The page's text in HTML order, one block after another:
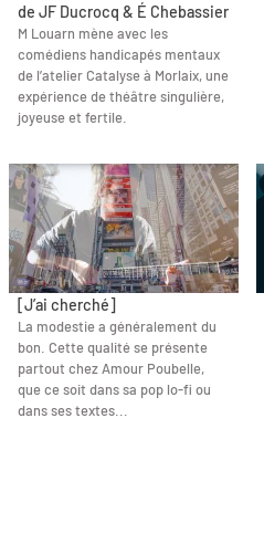
de JF Ducrocq & É Chebassier
M Louarn mène avec les
comédiens handicapés mentaux
de l’atelier Catalyse à Morlaix, une
expérience de théâtre singulière,
joyeuse et fertile.
[J’ai cherché]
La modestie a généralement du
bon. Cette qualité se présente
partout chez Amour Poubelle,
que ce soit dans sa pop lo-fi ou
dans ses textes...